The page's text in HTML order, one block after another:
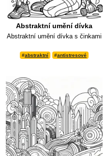
Abstraktní umění dívka
Abstraktní umění dívka s činkami
#abstraktní #antistresové